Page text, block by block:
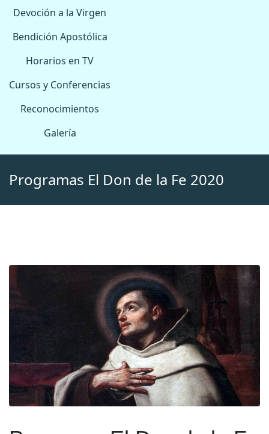
Devoción a la Virgen
Bendición Apostólica
Horarios en TV
Cursos y Conferencias
Reconocimientos
Galería
Programas El Don de la Fe 2020